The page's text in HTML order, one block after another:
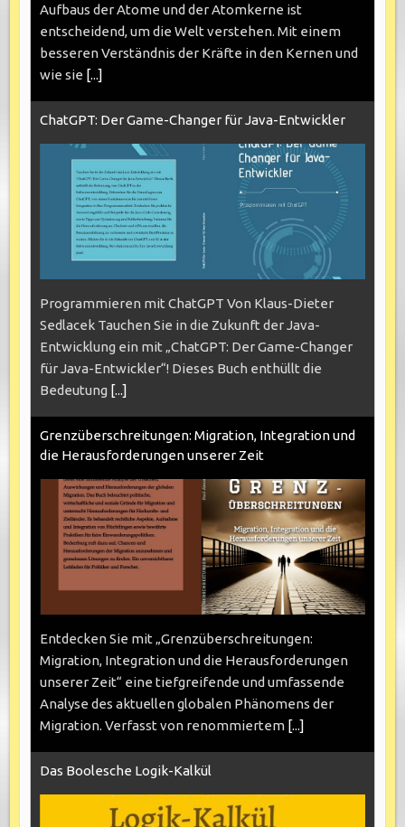
Aufbaus der Atome und der Atomkerne ist
entscheidend, um die Welt verstehen. Mit einem
besseren Verständnis der Kräfte in den Kernen und
wie sie [...]
ChatGPT: Der Game-Changer für Java-Entwickler
Programmieren mit ChatGPT Von Klaus-Dieter
Sedlacek Tauchen Sie in die Zukunft der Java-
Entwicklung ein mit „ChatGPT: Der Game-Changer
für Java-Entwickler“! Dieses Buch enthüllt die
Bedeutung [...]
Grenzüberschreitungen: Migration, Integration und
die Herausforderungen unserer Zeit
Entdecken Sie mit „Grenzüberschreitungen:
Migration, Integration und die Herausforderungen
unserer Zeit“ eine tiefgreifende und umfassende
Analyse des aktuellen globalen Phänomens der
Migration. Verfasst von renommiertem [...]
Das Boolesche Logik-Kalkül